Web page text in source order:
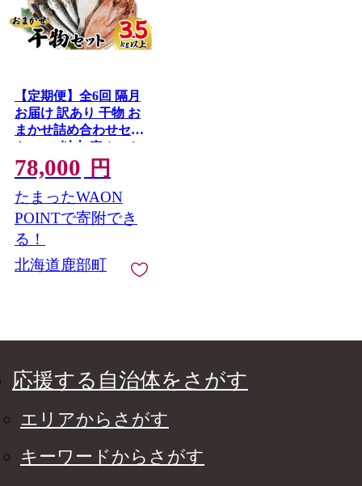
【定期便】全6回 隔月
お届け 訳あり 干物 お
まかせ詰め合わせセッ
ト 3.5kg以上 真ホッケ
縞ホッケ サバ
78,000 円
たまったWAON
POINTで寄附でき
る！
北海道鹿部町
応援する自治体をさがす
エリアからさがす
キーワードからさがす